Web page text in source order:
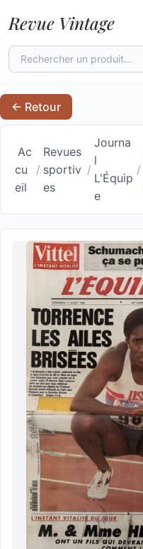
Revue Vintage
← Retour
Ac
cu
eil
/
Revues
sportiv
es
/
Journa
l
L'Équip
e
/